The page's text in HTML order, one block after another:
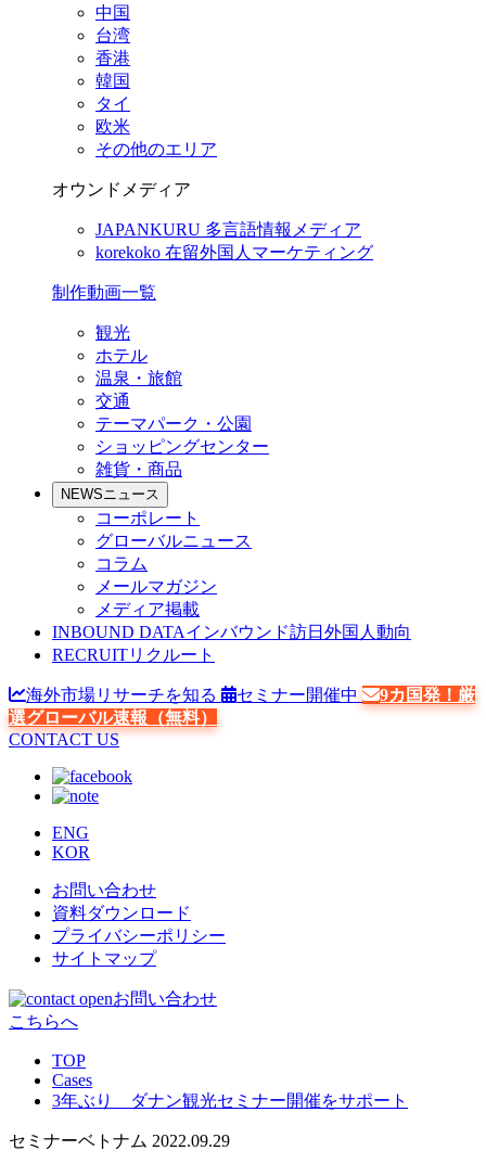
中国
台湾
香港
韓国
タイ
欧米
その他のエリア
オウンドメディア
JAPANKURU 多言語情報メディア
korekoko 在留外国人マーケティング
制作動画一覧
観光
ホテル
温泉・旅館
交通
テーマパーク・公園
ショッピングセンター
雑貨・商品
NEWSニュース
コーポレート
グローバルニュース
コラム
メールマガジン
メディア掲載
INBOUND DATAインバウンド訪日外国人動向
RECRUITリクルート
海外市場リサーチを知る セミナー開催中
9カ国発！厳
選グローバル速報（無料）
CONTACT US
ENG
KOR
お問い合わせ
資料ダウンロード
プライバシーポリシー
サイトマップ
お問い合わせ
こちらへ
TOP
Cases
3年ぶり ダナン観光セミナー開催をサポート
セミナーベトナム 2022.09.29